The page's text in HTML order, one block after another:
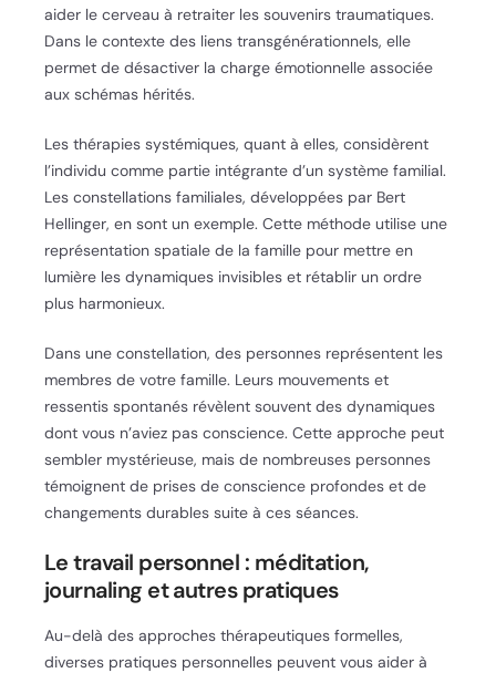
aider le cerveau à retraiter les souvenirs traumatiques.
Dans le contexte des liens transgénérationnels, elle
permet de désactiver la charge émotionnelle associée
aux schémas hérités.
Les thérapies systémiques, quant à elles, considèrent
l’individu comme partie intégrante d’un système familial.
Les constellations familiales, développées par Bert
Hellinger, en sont un exemple. Cette méthode utilise une
représentation spatiale de la famille pour mettre en
lumière les dynamiques invisibles et rétablir un ordre
plus harmonieux.
Dans une constellation, des personnes représentent les
membres de votre famille. Leurs mouvements et
ressentis spontanés révèlent souvent des dynamiques
dont vous n’aviez pas conscience. Cette approche peut
sembler mystérieuse, mais de nombreuses personnes
témoignent de prises de conscience profondes et de
changements durables suite à ces séances.
Le travail personnel : méditation,
journaling et autres pratiques
Au-delà des approches thérapeutiques formelles,
diverses pratiques personnelles peuvent vous aider à